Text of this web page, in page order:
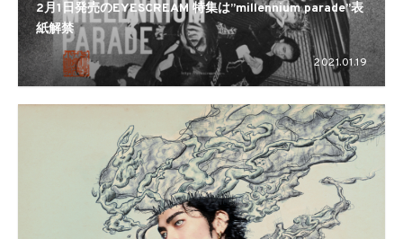
2月1日発売のEYESCREAM 特集は”millennium parade”表
紙解禁
2021.01.19